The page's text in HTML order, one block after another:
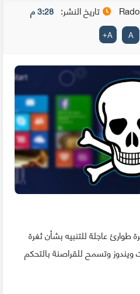
تاريخ النشر: 3:28 م
A
A
+
عاجلة للتنبيه بشأن ثغرة
وتسمح للقراصنة بالتحكم